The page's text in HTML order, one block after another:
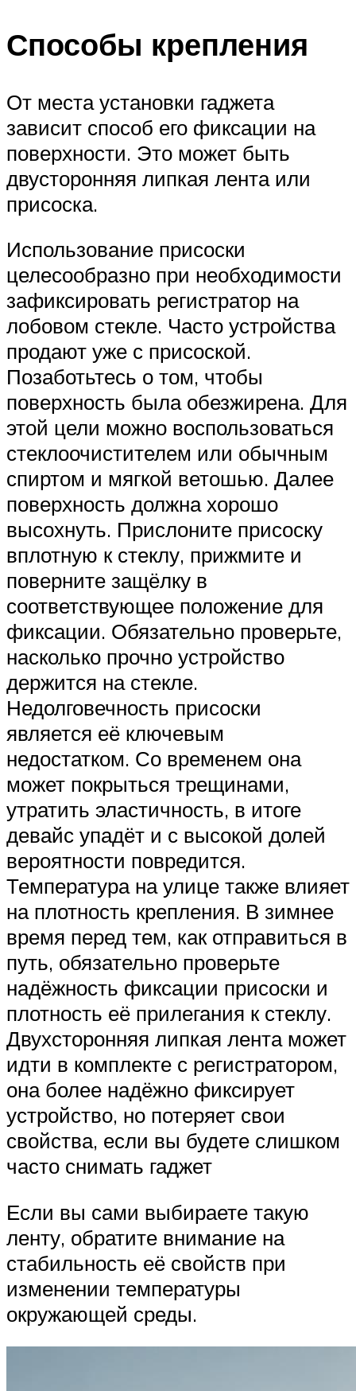
Способы крепления
От места установки гаджета
зависит способ его фиксации на
поверхности. Это может быть
двусторонняя липкая лента или
присоска.
Использование присоски
целесообразно при необходимости
зафиксировать регистратор на
лобовом стекле. Часто устройства
продают уже с присоской.
Позаботьтесь о том, чтобы
поверхность была обезжирена. Для
этой цели можно воспользоваться
стеклоочистителем или обычным
спиртом и мягкой ветошью. Далее
поверхность должна хорошо
высохнуть. Прислоните присоску
вплотную к стеклу, прижмите и
поверните защёлку в
соответствующее положение для
фиксации. Обязательно проверьте,
насколько прочно устройство
держится на стекле.
Недолговечность присоски
является её ключевым
недостатком. Со временем она
может покрыться трещинами,
утратить эластичность, в итоге
девайс упадёт и с высокой долей
вероятности повредится.
Температура на улице также влияет
на плотность крепления. В зимнее
время перед тем, как отправиться в
путь, обязательно проверьте
надёжность фиксации присоски и
плотность её прилегания к стеклу.
Двухсторонняя липкая лента может
идти в комплекте с регистратором,
она более надёжно фиксирует
устройство, но потеряет свои
свойства, если вы будете слишком
часто снимать гаджет
Если вы сами выбираете такую
ленту, обратите внимание на
стабильность её свойств при
изменении температуры
окружающей среды.